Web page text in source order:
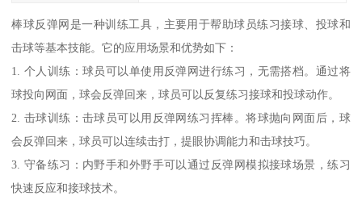
棒球反弹网是一种训练工具，主要用于帮助球员练习接球、投球和
击球等基本技能。它的应用场景和优势如下：
1. 个人训练：球员可以单使用反弹网进行练习，无需搭档。通过将
球投向网面，球会反弹回来，球员可以反复练习接球和投球动作。
2. 击球训练：击球员可以用反弹网练习挥棒。将球抛向网面后，球
会反弹回来，球员可以连续击打，提眼协调能力和击球技巧。
3. 守备练习：内野手和外野手可以通过反弹网模拟接球场景，练习
快速反应和接球技术。